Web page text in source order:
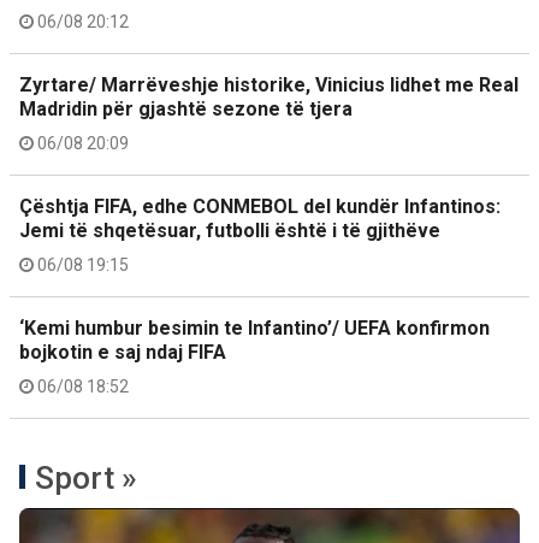
06/08 20:12
Zyrtare/ Marrëveshje historike, Vinicius lidhet me Real
Madridin për gjashtë sezone të tjera
06/08 20:09
Çështja FIFA, edhe CONMEBOL del kundër Infantinos:
Jemi të shqetësuar, futbolli është i të gjithëve
06/08 19:15
‘Kemi humbur besimin te Infantino’/ UEFA konfirmon
bojkotin e saj ndaj FIFA
06/08 18:52
Sport »